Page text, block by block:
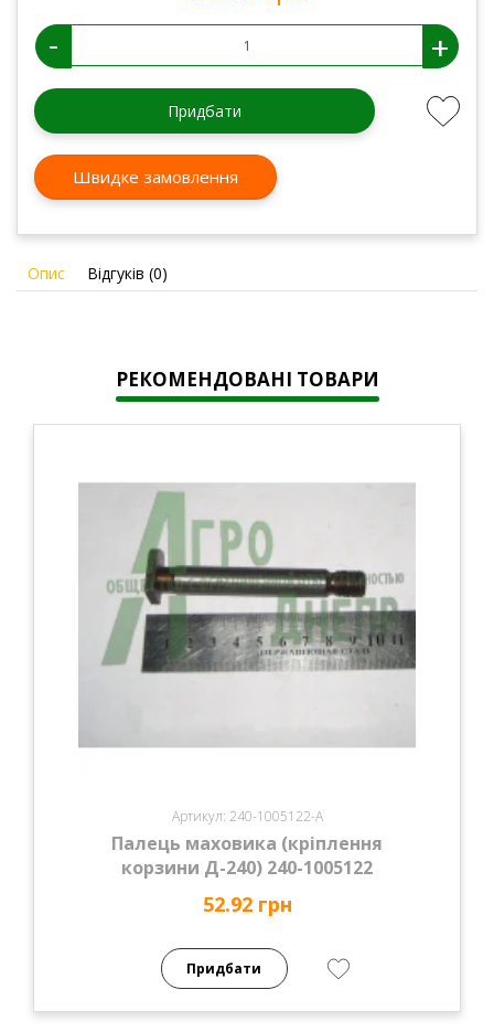
- +
Придбати
Швидке замовлення
Опис Відгуків (0)
РЕКОМЕНДОВАНІ ТОВАРИ
Артикул: 240-1005122-А
Палець маховика (кріплення
корзини Д-240) 240-1005122
52.92 грн
Придбати